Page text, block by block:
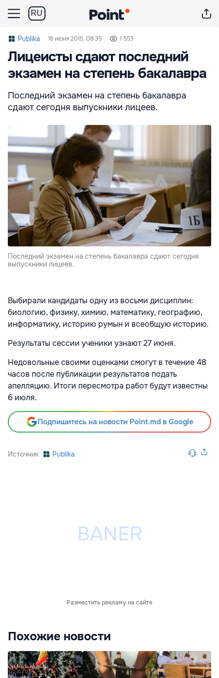
RU
Publika 16 июня 2015, 08:35 1 553
Лицеисты сдают последний
экзамен на степень бакалавра
Последний экзамен на степень бакалавра
сдают сегодня выпускники лицеев.
Последний экзамен на степень бакалавра сдают сегодня
выпускники лицеев.
Выбирали кандидаты одну из восьми дисциплин:
биологию, физику, химию, математику, географию,
информатику, историю румын и всеобщую историю.
Результаты сессии ученики узнают 27 июня.
Недовольные своими оценками смогут в течение 48
часов после публикации результатов подать
апелляцию. Итоги пересмотра работ будут известны
6 июля.
Подпишитесь на новости Point.md в Google
Источник Publika
Разместить рекламу на сайте
Похожие новости